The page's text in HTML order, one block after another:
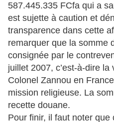
587.445.335 FCfa qui a
est sujette à caution et
transparence dans cette
remarquer que la somme
consignée par le
juillet 2007, c’est-à-dire
Colonel Zannou en
mission religieuse. La
recette douane.
Pour finir, il faut noter